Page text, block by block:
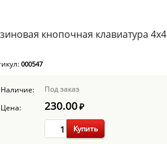
кнопочная клавиатура 4х4
000547
Наличие: Под заказ
Цена:
230.00₽
Купить